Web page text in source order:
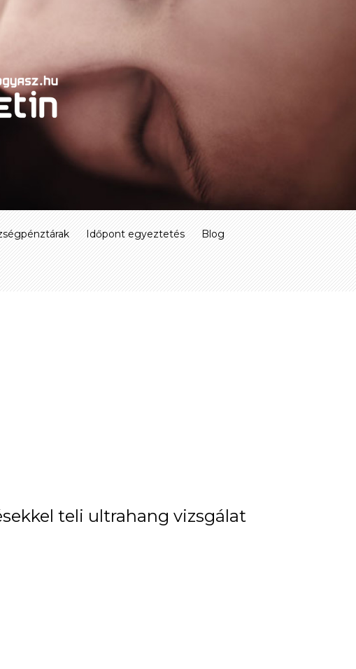
Időpont egyeztetés Blog
teli ultrahang vizsgálat